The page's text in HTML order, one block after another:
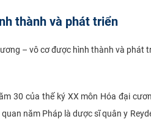
thành và phát triển
– vô cơ được hình thành và phát
30 của thế ký XX môn Hóa đại
năm Pháp là dược sĩ quân y